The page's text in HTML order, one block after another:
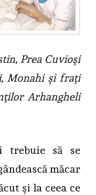
Prea Cuvioşi
Monahi şi fraţi
Arhangheli
trebuie să se
măcar
şi la ceea ce